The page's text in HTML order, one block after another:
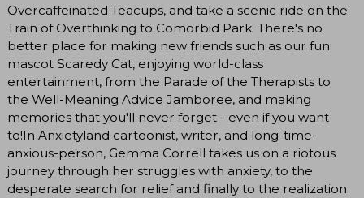
Overcaffeinated Teacups, and take a scenic ride on the
Train of Overthinking to Comorbid Park. There's no
better place for making new friends such as our fun
mascot Scaredy Cat, enjoying world-class
entertainment, from the Parade of the Therapists to
the Well-Meaning Advice Jamboree, and making
memories that you'll never forget - even if you want
to!In Anxietyland cartoonist, writer, and long-time-
anxious-person, Gemma Correll takes us on a riotous
journey through her struggles with anxiety, to the
desperate search for relief and finally to the realization